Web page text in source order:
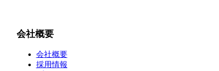
会社概要
会社概要
採用情報